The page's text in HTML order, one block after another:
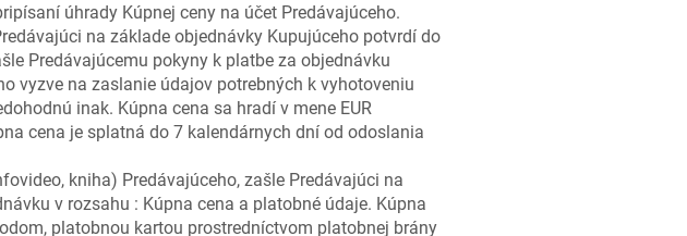
úhrady Kúpnej ceny na účet Predávajúceho.
na základe objednávky Kupujúceho potvrdí do
Predávajúcemu pokyny k platbe za objednávku
vyzve na zaslanie údajov potrebných k vyhotoveniu
inak. Kúpna cena sa hradí v mene EUR
cena je splatná do 7 kalendárnych dní od odoslania
kniha) Predávajúceho, zašle Predávajúci na
v rozsahu : Kúpna cena a platobné údaje. Kúpna
platobnou kartou prostredníctvom platobnej brány